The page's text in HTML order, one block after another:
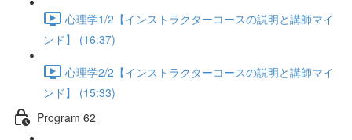
心理学1/2【インストラクターコースの説明と講師マイ
ンド】 (16:37)
心理学2/2【インストラクターコースの説明と講師マイ
ンド】 (15:33)
Program 62